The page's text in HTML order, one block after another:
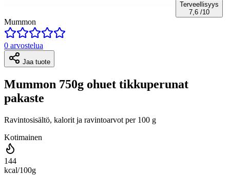
Terveellisyys
7,6 /10
Mummon
0 arvostelua
Jaa tuote
Mummon 750g ohuet tikkuperunat
pakaste
Ravintosisältö, kalorit ja ravintoarvot per 100 g
Kotimainen
144
kcal/100g